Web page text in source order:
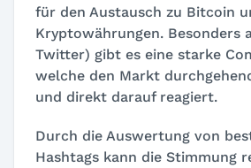
für den Austausch zu Bitcoin
Kryptowährungen. Besonders
Twitter) gibt es eine starke
welche den Markt
und direkt darauf reagiert.
Durch die Auswertung von
Hashtags kann die Stimmung